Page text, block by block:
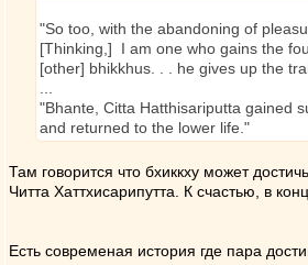
"So too, with the abandoning of
[Thinking,] I am one who gains the
[other] bhikkhus. . . he gives up the
"Bhante, Citta Hatthisariputta gained
and returned to the lower life."
Там говорится что бхиккху может
Читта Хаттхисарипутта. К счастью, в
Есть современая история где пара